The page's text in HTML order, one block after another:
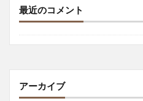
最近のコメント
アーカイブ